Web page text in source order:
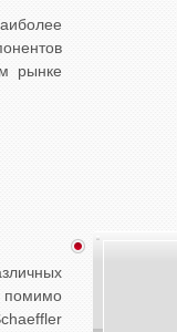
рынке
помимо